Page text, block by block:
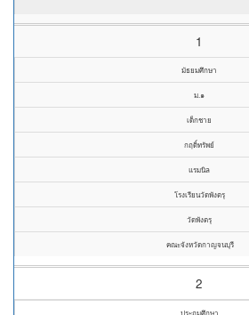
1
มัธยมศึกษา
ม.๑
เด็กชาย
กฤดิ์ทรัพย์
แรมนิล
โรงเรียนวัดพังตรุ
วัดพังตรุ
คณะจังหวัดกาญจนบุรี
2
ประถมศึกษา